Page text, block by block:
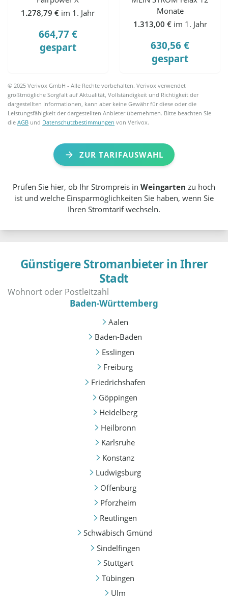
1.278,79 € im 1. Jahr
664,77 €
gespart
Monate
1.313,00 € im 1. Jahr
630,56 €
gespart
© 2025 Verivox GmbH - Alle Rechte vorbehalten. Verivox verwendet
größtmögliche Sorgfalt auf Aktualität, Vollständigkeit und Richtigkeit der
dargestellten Informationen, kann aber keine Gewähr für diese oder die
Leistungsfähigkeit der dargestellten Anbieter übernehmen. Bitte beachten Sie
dieAGB und Datenschutzbestimmungen von Verivox.
ZUR TARIFAUSWAHL
Prüfen Sie hier, ob Ihr Strompreis in Weingarten zu hoch
ist und welche Einsparmöglichkeiten Sie haben, wenn Sie
Ihren Stromtarif wechseln.
Günstigere Stromanbieter in Ihrer
Stadt
Baden-Württemberg
Aalen
Baden-Baden
Esslingen
Freiburg
Friedrichshafen
Göppingen
Heidelberg
Heilbronn
Karlsruhe
Konstanz
Ludwigsburg
Offenburg
Pforzheim
Reutlingen
Schwäbisch Gmünd
Sindelfingen
Stuttgart
Tübingen
Ulm